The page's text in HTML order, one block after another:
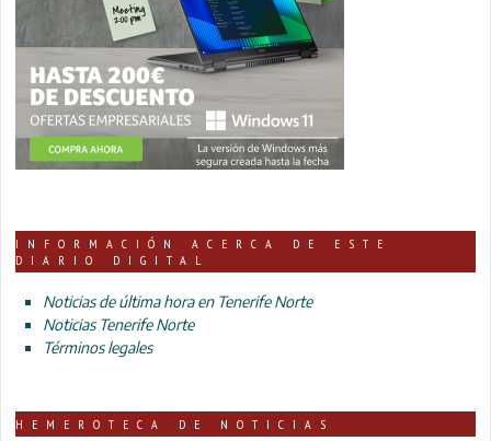
INFORMACIÓN ACERCA DE ESTE
DIARIO DIGITAL
Noticias de última hora en Tenerife Norte
Noticias Tenerife Norte
Términos legales
HEMEROTECA DE NOTICIAS